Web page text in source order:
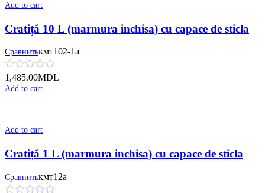
Add to cart
Cratiță 10 L (marmura inchisa) cu сapace de sticla
Сравнитькмт102-1а
1,485.00MDL
Add to cart
Add to cart
Cratiță 1 L (marmura inchisa) cu сapace de sticla
Сравнитькмт12а